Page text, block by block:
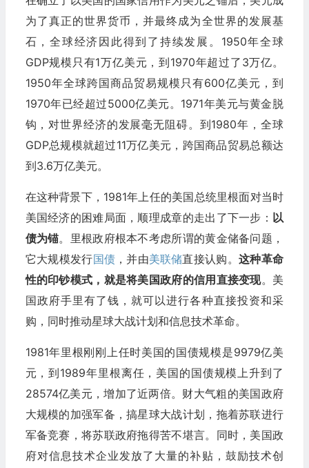
为了真正的世界货币，并最终成为全世界的发展基
石，全球经济因此得到了持续发展。1950年全球
GDP规模只有1万亿美元，到1970年超过了3万亿。
1950年全球跨国商品贸易规模只有600亿美元，到
1970年已经超过5000亿美元。1971年美元与黄金脱
钩，对世界经济的发展毫无阻碍。到1980年，全球
GDP总规模就超过11万亿美元，跨国商品贸易总额达
到3.6万亿美元。
在这种背景下，1981年上任的美国总统里根面对当时
美国经济的困难局面，顺理成章的走出了下一步： 以
债为锚。里根政府根本不考虑所谓的黄金储备问题，
它大规模发行国债，并由美联储直接认购。 这种革命
性的印钞模式，就是将美国政府的信用直接变现。美
国政府手里有了钱，就可以进行各种直接投资和采
购，同时推动星球大战计划和信息技术革命。
1981年里根刚刚上任时美国的国债规模是9979亿美
元，到1989年里根离任，美国的国债规模上升到了
28574亿美元，增加了近两倍。财大气粗的美国政府
大规模的加强军备，搞星球大战计划，拖着苏联进行
军备竞赛，将苏联政府拖得苦不堪言。同时，美国政
府对信息技术企业发放了大量的补贴，鼓励技术创